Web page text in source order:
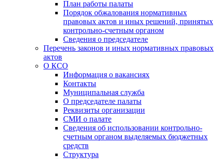
План работы палаты
Порядок обжалования нормативных
правовых актов и иных решений, принятых
контрольно-счетным органом
Сведения о председателе
Перечень законов и иных нормативных правовых
актов
О КСО
Информация о вакансиях
Контакты
Муниципальная служба
О председателе палаты
Реквизиты организации
СМИ о палате
Сведения об использовании контрольно-
счетным органом выделяемых бюджетных
средств
Структура